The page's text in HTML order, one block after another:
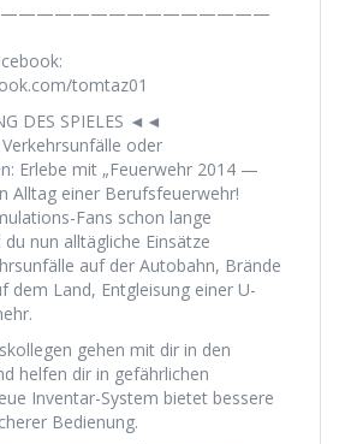
tomtaz01
DES SPIELES ◄◄
oder
Erlebe mit „Feuerwehr 2014 —
Alltag einer Berufsfeuerwehr!
Fans schon lange
nun alltägliche Einsätze
auf der Autobahn, Brände
dem Land, Entgleisung einer U-
gehen mit dir in den
helfen dir in gefährlichen
Inventar-System bietet bessere
Bedienung.